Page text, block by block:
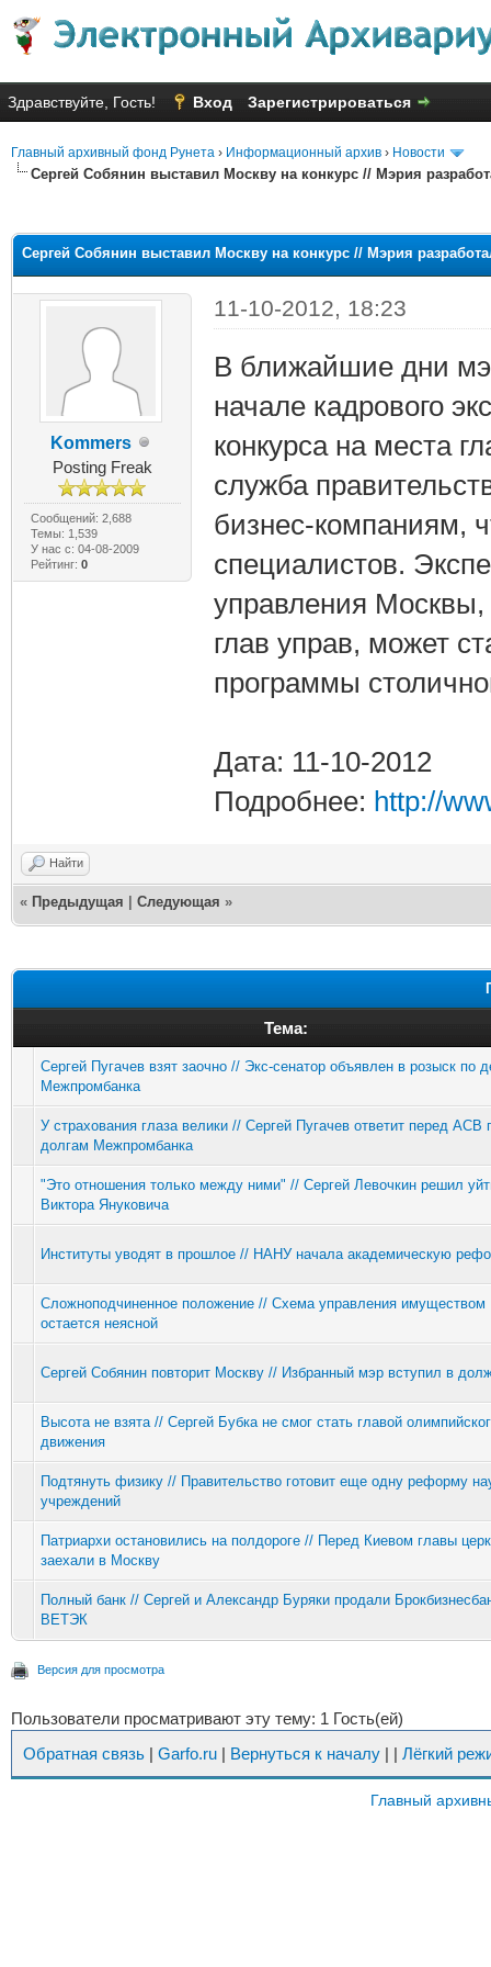
Здравствуйте, Гость! Вход Зарегистрироваться
Главный архивный фонд Рунета › Информационный архив › Новости
Сергей Собянин выставил Москву на конкурс // Мэрия
Сергей Собянин выставил Москву на конкурс // Мэрия
Kommers
Posting Freak
Сообщений: 2,688
Темы: 1,539
У нас с: 04-08-2009
Рейтинг: 0
11-10-2012, 18:23
В ближайшие дни
начале кадрового
конкурса на места
служба
бизнес-компаниям,
специалистов.
управления Москвы,
глав управ, может
программы
Дата: 11-10-2012
Подробнее: http://
Найти
« Предыдущая Следующая »
Тема:
Сергей Пугачев взят заочно // Экс-сенатор объявлен в розыск по
Межпромбанка
У страхования глаза велики // Сергей Пугачев ответит перед АСВ
долгам Межпромбанка
"Это отношения только между ними" // Сергей Левочкин решил
Виктора Януковича
Институты уводят в прошлое // НАНУ начала академическую
Сложноподчиненное положение // Схема управления
остается неясной
Сергей Собянин повторит Москву // Избранный мэр вступил в
Высота не взята // Сергей Бубка не смог стать главой
движения
Подтянуть физику // Правительство готовит еще одну реформу
учреждений
Патриархи остановились на полдороге // Перед Киевом главы
заехали в Москву
Полный банк // Сергей и Александр Буряки продали
ВЕТЭК
Версия для просмотра
Пользователи просматривают эту тему: 1 Гость(ей)
Обратная связь | Garfo.ru | Вернуться к началу | | Лёгкий
Главный